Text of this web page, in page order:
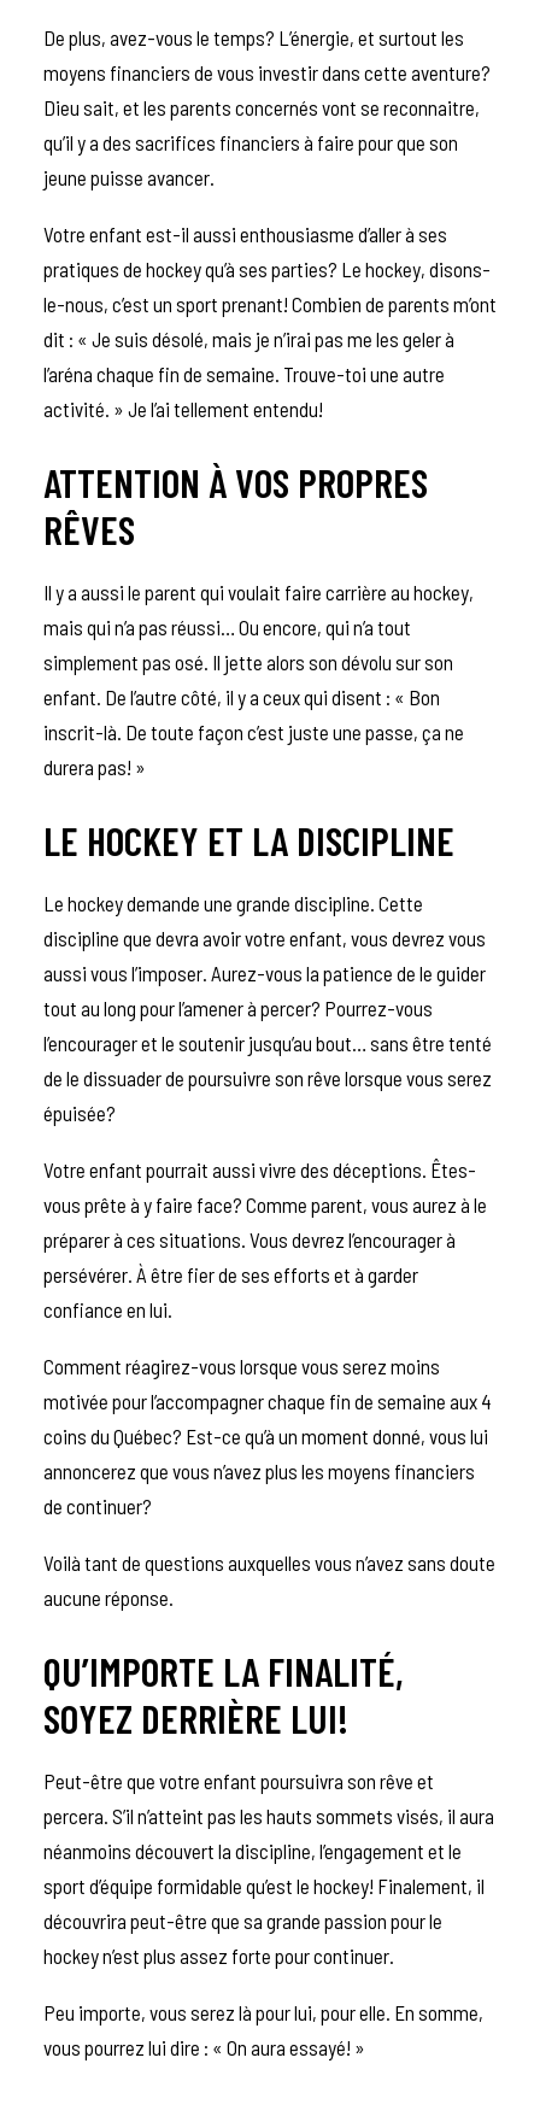
De plus, avez-vous le temps? L’énergie, et surtout les
moyens financiers de vous investir dans cette aventure?
Dieu sait, et les parents concernés vont se reconnaitre,
qu’il y a des sacrifices financiers à faire pour que son
jeune puisse avancer.
Votre enfant est-il aussi enthousiasme d’aller à ses
pratiques de hockey qu’à ses parties? Le hockey, disons-
le-nous, c’est un sport prenant! Combien de parents m’ont
dit : « Je suis désolé, mais je n’irai pas me les geler à
l’aréna chaque fin de semaine. Trouve-toi une autre
activité. » Je l’ai tellement entendu!
ATTENTION À VOS PROPRES
RÊVES
Il y a aussi le parent qui voulait faire carrière au hockey,
mais qui n’a pas réussi… Ou encore, qui n’a tout
simplement pas osé. Il jette alors son dévolu sur son
enfant. De l’autre côté, il y a ceux qui disent : « Bon
inscrit-là. De toute façon c’est juste une passe, ça ne
durera pas! »
LE HOCKEY ET LA DISCIPLINE
Le hockey demande une grande discipline. Cette
discipline que devra avoir votre enfant, vous devrez vous
aussi vous l’imposer. Aurez-vous la patience de le guider
tout au long pour l’amener à percer? Pourrez-vous
l’encourager et le soutenir jusqu’au bout… sans être tenté
de le dissuader de poursuivre son rêve lorsque vous serez
épuisée?
Votre enfant pourrait aussi vivre des déceptions. Êtes-
vous prête à y faire face? Comme parent, vous aurez à le
préparer à ces situations. Vous devrez l’encourager à
persévérer. À être fier de ses efforts et à garder
confiance en lui.
Comment réagirez-vous lorsque vous serez moins
motivée pour l’accompagner chaque fin de semaine aux 4
coins du Québec? Est-ce qu’à un moment donné, vous lui
annoncerez que vous n’avez plus les moyens financiers
de continuer?
Voilà tant de questions auxquelles vous n’avez sans doute
aucune réponse.
QU’IMPORTE LA FINALITÉ,
SOYEZ DERRIÈRE LUI!
Peut-être que votre enfant poursuivra son rêve et
percera. S’il n’atteint pas les hauts sommets visés, il aura
néanmoins découvert la discipline, l’engagement et le
sport d’équipe formidable qu’est le hockey! Finalement, il
découvrira peut-être que sa grande passion pour le
hockey n’est plus assez forte pour continuer.
Peu importe, vous serez là pour lui, pour elle. En somme,
vous pourrez lui dire : « On aura essayé! »